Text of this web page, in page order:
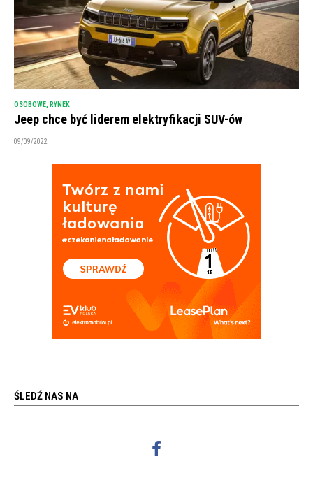
OSOBOWE RYNEK
Jeep chce być liderem elektryfikacji SUV-ów
09/09/2022
ŚLEDŹ NAS NA